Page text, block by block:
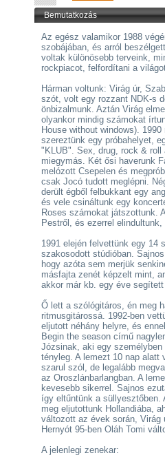
Bemutatkozás
Az egész valamikor 1988
szobájában, és arról
voltak különösebb terveink,
rockpiacot, felfordítani a
Hárman voltunk: Virág úr,
szót, volt egy rozzant NDK-s
önbizalmunk. Aztán Virág
olyankor mindig számokat
House without windows).
szereztünk egy próbahelyet,
"KLUB". Sex, drug, rock &
miegymás. Két ősi haverunk
melózott Csepelen és
csak Jocó tudott meglépni.
derült égből felbukkant egy
és vele csináltunk egy
Roses számokat játszottunk.
Pestről, és ezerrel
1991 elején felvettünk egy 14
szakosodott stúdióban.
hogy azóta sem merjük
másfajta zenét képzelt mint,
akkor már kb. egy éve
Ő lett a szólógitáros, én meg
ritmusgitárossá. 1992-ben
eljutott néhány helyre, és
Begin the season című
Józsinak, aki egy
tényleg. A lemezt 10 nap alatt
szarul szól, de legalább
az Oroszlánbarlangban. A
kevesebb sikerrel. Sajnos
így eltűntünk a süllyesztőben.
meg eljutottunk Hollandiába,
változott az évek során, Virág
Hernyót 95-ben Oláh Tomi
A jelenlegi zenekar: